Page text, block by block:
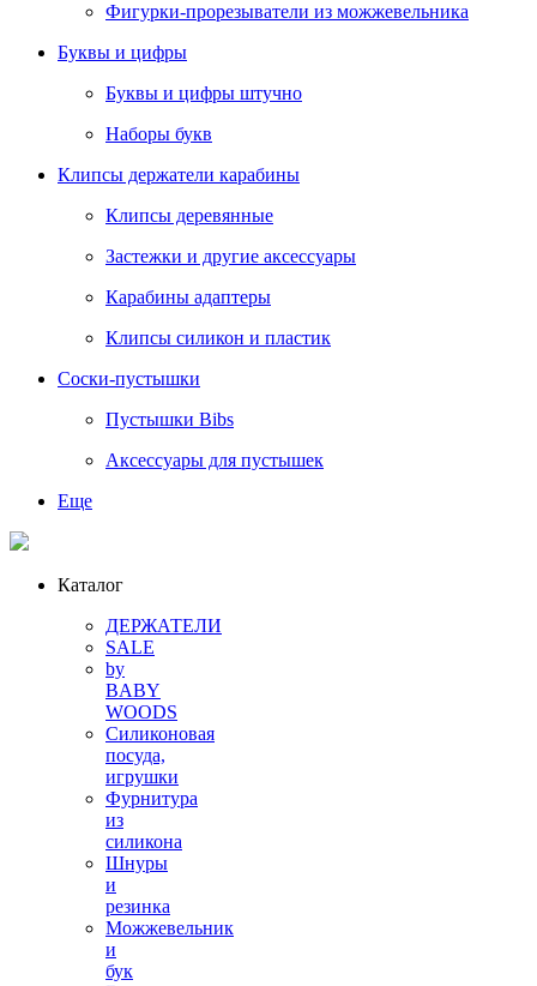
Фигурки-прорезыватели из можжевельника
Буквы и цифры
Буквы и цифры штучно
Наборы букв
Клипсы держатели карабины
Клипсы деревянные
Застежки и другие аксессуары
Карабины адаптеры
Клипсы силикон и пластик
Соски-пустышки
Пустышки Bibs
Аксессуары для пустышек
Еще
Каталог
ДЕРЖАТЕЛИ
SALE
by
BABY
WOODS
Силиконовая
посуда,
игрушки
Фурнитура
из
силикона
Шнуры
и
резинка
Можжевельник
и
бук